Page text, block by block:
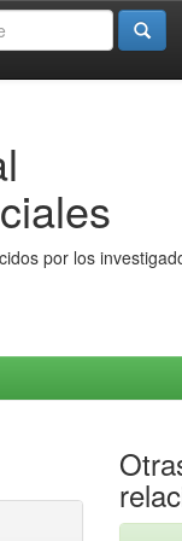
por los